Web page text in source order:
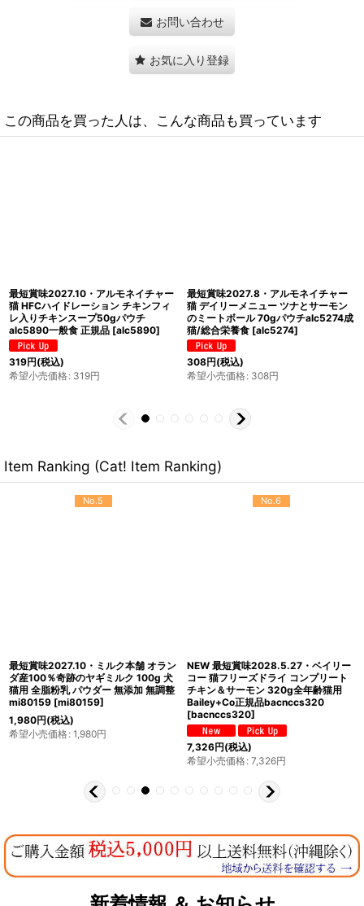
お問い合わせ
お気に入り登録
この商品を買った人は、こんな商品も買っています
最短賞味2027.7・アルモネイチャー
猫パウチ まぐろとえびジェリー 55g
alc5045p成猫用一般食ウェット正規
品 [alc5045p]
462円(税込)
希望小売価格: 462円
NEW 最短賞味2027.5・アルモネイチ
ャー 猫 HFCユリナリーヘルプ 太平洋
まぐろとクランベリー50gパウチ
alc5863成猫シニア猫用一般食 正規
品 [alc5863
473円(税込)
Item Ranking (Cat! Item Ranking)
No.5
最短賞味2027.10・ミルク本舗 オラン
ダ産100％奇跡のヤギミルク 100g 犬
猫用 全脂粉乳 パウダー 無添加 無調整
mi80159 [mi80159]
1,980円(税込)
希望小売価格: 1,980円
No.6
NEW 最短賞味2028.5.27・ベイリー
コー 猫フリーズドライ コンプリート
チキン＆サーモン 320g全年齢猫用
Bailey+Co正規品bacnccs320
[bacnccs320]
7,326円(税込)
希望小売価格: 7,326円